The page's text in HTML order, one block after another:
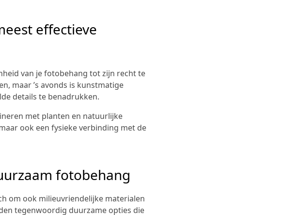
effectieve
van je fotobehang tot zijn recht te
maar ’s avonds is kunstmatige
details te benadrukken.
met planten en natuurlijke
ook een fysieke verbinding met de
fotobehang
om ook milieuvriendelijke materialen
tegenwoordig duurzame opties die